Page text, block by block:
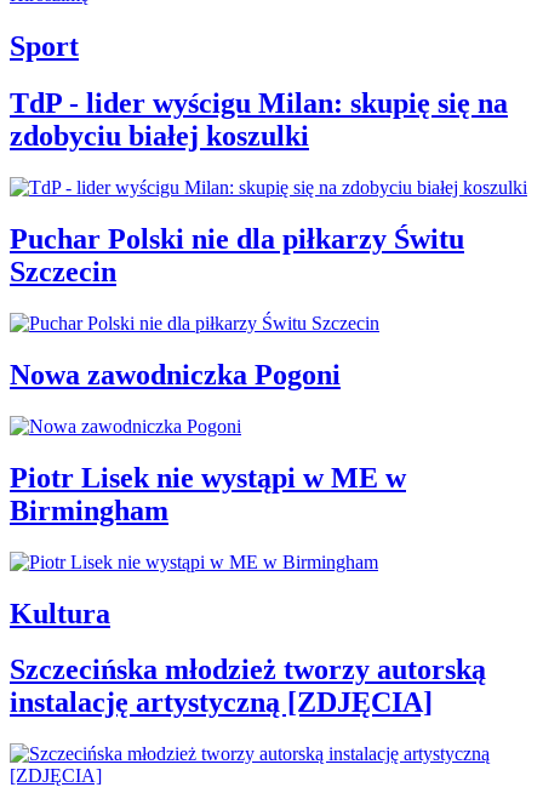
Sport
TdP - lider wyścigu Milan: skupię się na
zdobyciu białej koszulki
Puchar Polski nie dla piłkarzy Świtu
Szczecin
Nowa zawodniczka Pogoni
Piotr Lisek nie wystąpi w ME w
Birmingham
Kultura
Szczecińska młodzież tworzy autorską
instalację artystyczną [ZDJĘCIA]